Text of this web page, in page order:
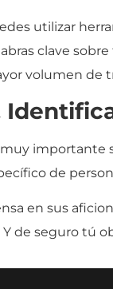
utilizar
clave
volumen de
muy importante
de
en sus
Y de seguro tú